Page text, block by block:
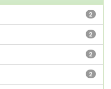
2
2
2
2